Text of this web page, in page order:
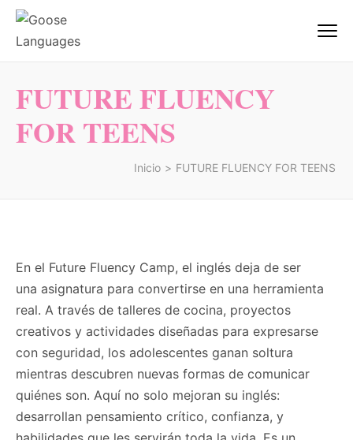
Saltar
contenido
Intro)
Goose Languages
Academia de Inglés Alicante | Goose
FUTURE FLUENCY
FOR TEENS
Inicio > FUTURE FLUENCY FOR TEENS
En el Future Fluency Camp, el inglés deja de ser
una asignatura para convertirse en una herramienta
real. A través de talleres de cocina, proyectos
creativos y actividades diseñadas para expresarse
con seguridad, los adolescentes ganan soltura
mientras descubren nuevas formas de comunicar
quiénes son. Aquí no solo mejoran su inglés:
desarrollan pensamiento crítico, confianza, y